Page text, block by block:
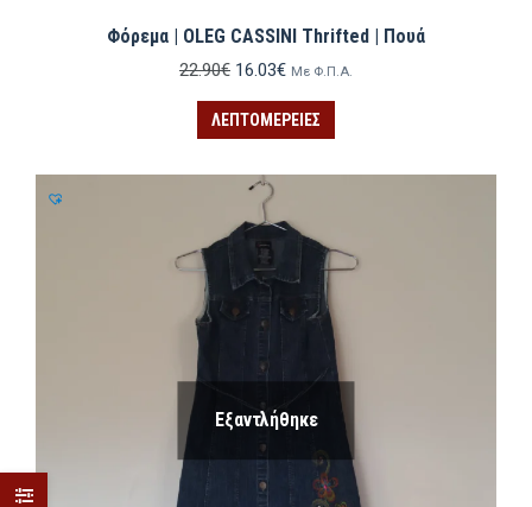
Φόρεμα | OLEG CASSINI Thrifted | Πουά
22.90€ Original
was:
22.90€.
16.03€Η
τιμή
είναι:
Με Φ.Π.Α.
ΛΕΠΤΟΜΈΡΕΙΕΣ
Εξαντλήθηκε